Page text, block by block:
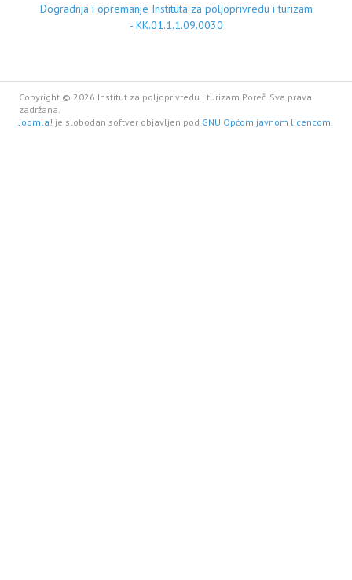
Dogradnja i opremanje Instituta za poljoprivredu i turizam
- KK.01.1.1.09.0030
Copyright © 2026 Institut za poljoprivredu i turizam Poreč. Sva prava
zadržana.
Joomla! je slobodan softver objavljen pod GNU Općom javnom licencom.